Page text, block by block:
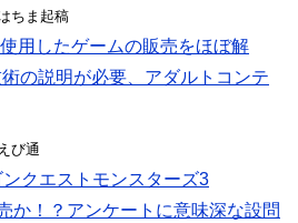
ちま起稿
用したゲームの販売をほぼ解
の説明が必要、アダルトコンテ
び通
ンクエストモンスターズ3
か！？アンケートに意味深な設問